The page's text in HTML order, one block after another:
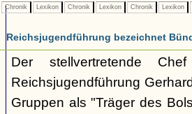
Chronik Lexikon Chronik Lexikon Chronik Lexikon
Reichsjugendführung bezeichnet
Der stellvertretende
Reichsjugendführung
Gruppen als "Träger des